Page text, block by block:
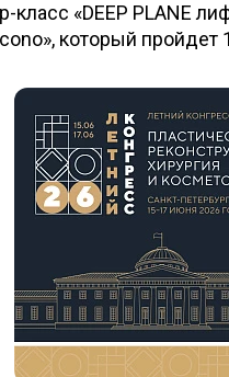
«DEEP PLANE
который пройдет